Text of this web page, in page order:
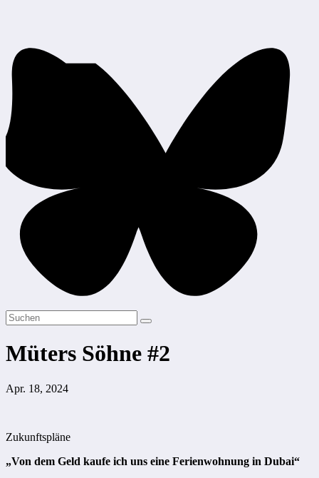
Müters Söhne #2
Apr. 18, 2024
Zukunftspläne
„Von dem Geld kaufe ich uns eine Ferienwohnung in Dubai“